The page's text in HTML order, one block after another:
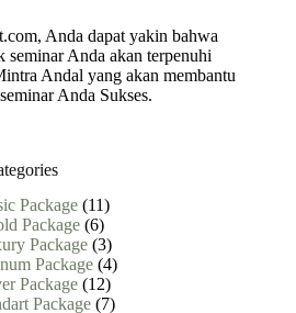
Anda dapat yakin bahwa
seminar Anda akan terpenuhi
Andal yang akan membantu
Anda Sukses.
Package 1111
Produk
Package 66
Produk
Package 33
Produk
Package 44
Produk
Package 1212
Produk
Package 77